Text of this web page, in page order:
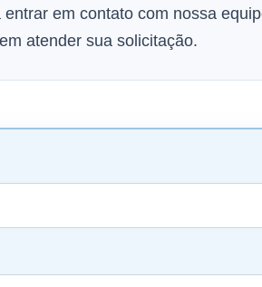
em contato com nossa
atender sua solicitação.